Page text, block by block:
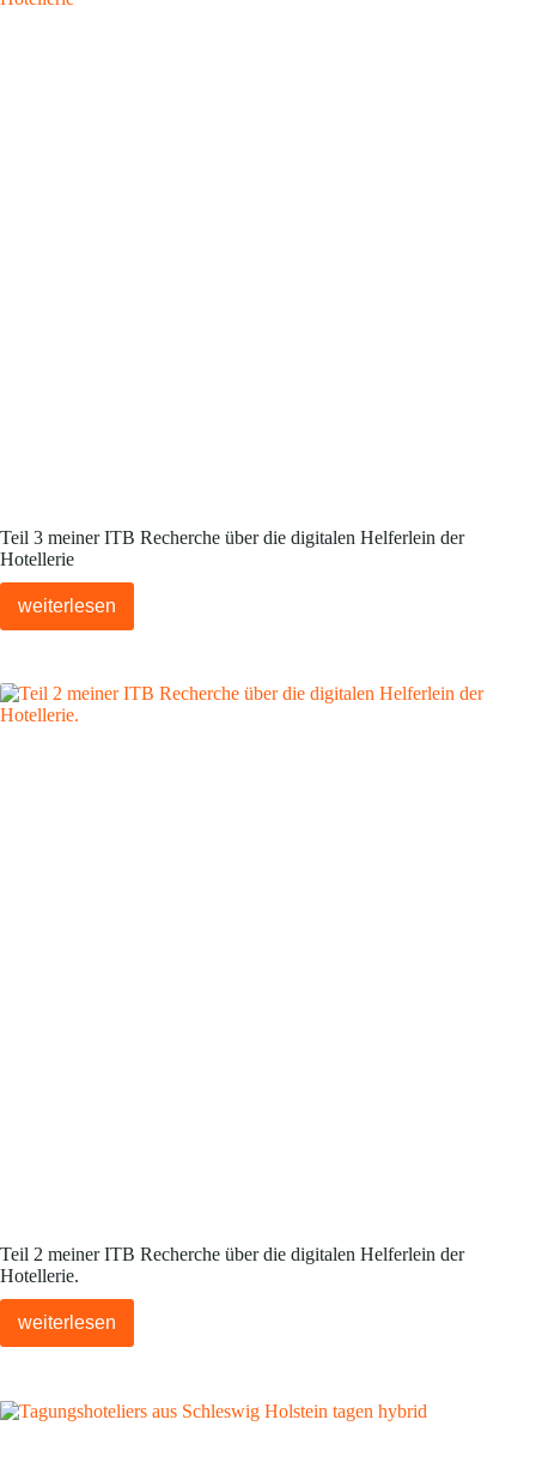
Teil 3 meiner ITB Recherche über die digitalen Helferlein der
Hotellerie
weiterlesen
Teil 2 meiner ITB Recherche über die digitalen Helferlein der
Hotellerie.
weiterlesen